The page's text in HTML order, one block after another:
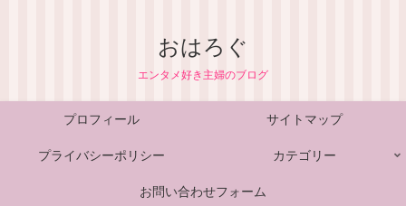
おはろぐ
エンタメ好き主婦のブログ
プロフィール サイトマップ
プライバシーポリシー カテゴリー
お問い合わせフォーム